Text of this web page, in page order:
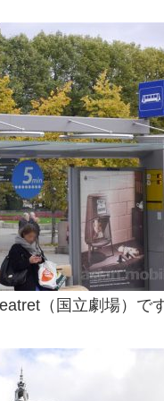
（国立劇場）で